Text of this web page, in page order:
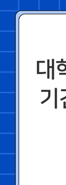
뛰
기